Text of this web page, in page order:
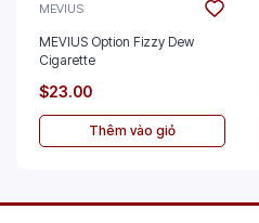
MEVIUS
MEVIUS Option Fizzy Dew
Cigarette
$23.00
Thêm vào giỏ